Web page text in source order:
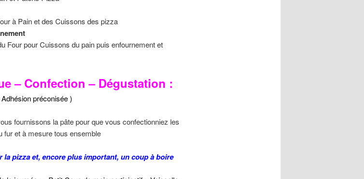
à Pain et des Cuissons des pizza
Four pour Cuissons du pain puis enfournement et
– Confection – Dégustation :
préconisée )
fournissons la pâte pour que vous confectionniez les
et à mesure tous ensemble
la pizza et, encore plus important, un coup à boire